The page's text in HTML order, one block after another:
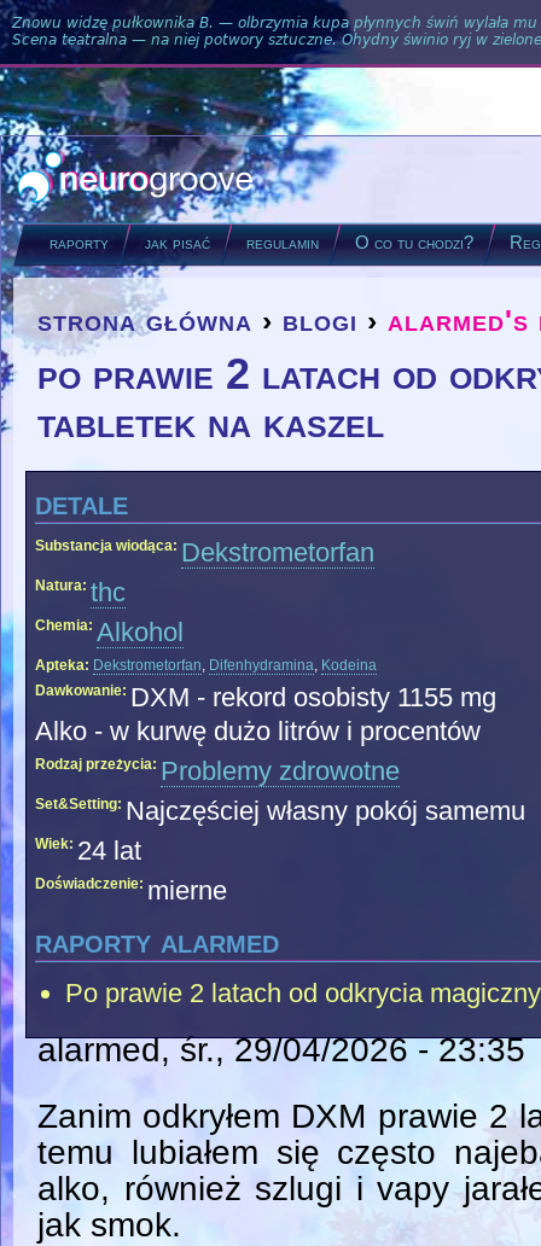
Znowu widzę pułkownika B. — olbrzymia kupa płynnych świń wylała
Scena teatralna — na niej potwory sztuczne. Ohydny świnio ryj w
raporty jak pisać regulamin O co tu chodzi?
you are here
strona główna › blogi › alarmed's
po prawie 2 latach od
tabletek na kaszel
detale
Substancja wiodąca: Dekstrometorfan
Natura: thc
Chemia: Alkohol
Apteka: Dekstrometorfan, Difenhydramina, Kodeina
Dawkowanie: DXM - rekord osobisty 1155 mg
Alko - w kurwę dużo litrów i procentów
Rodzaj przeżycia: Problemy zdrowotne
Set&Setting: Najczęściej własny pokój samemu
Wiek: 24 lat
Doświadczenie: mierne
raporty alarmed
Po prawie 2 latach od odkrycia
alarmed, śr., 29/04/2026 - 23:35
Zanim odkryłem DXM prawie 2
temu lubiałem się często
alko, również szlugi i vapy
jak smok.